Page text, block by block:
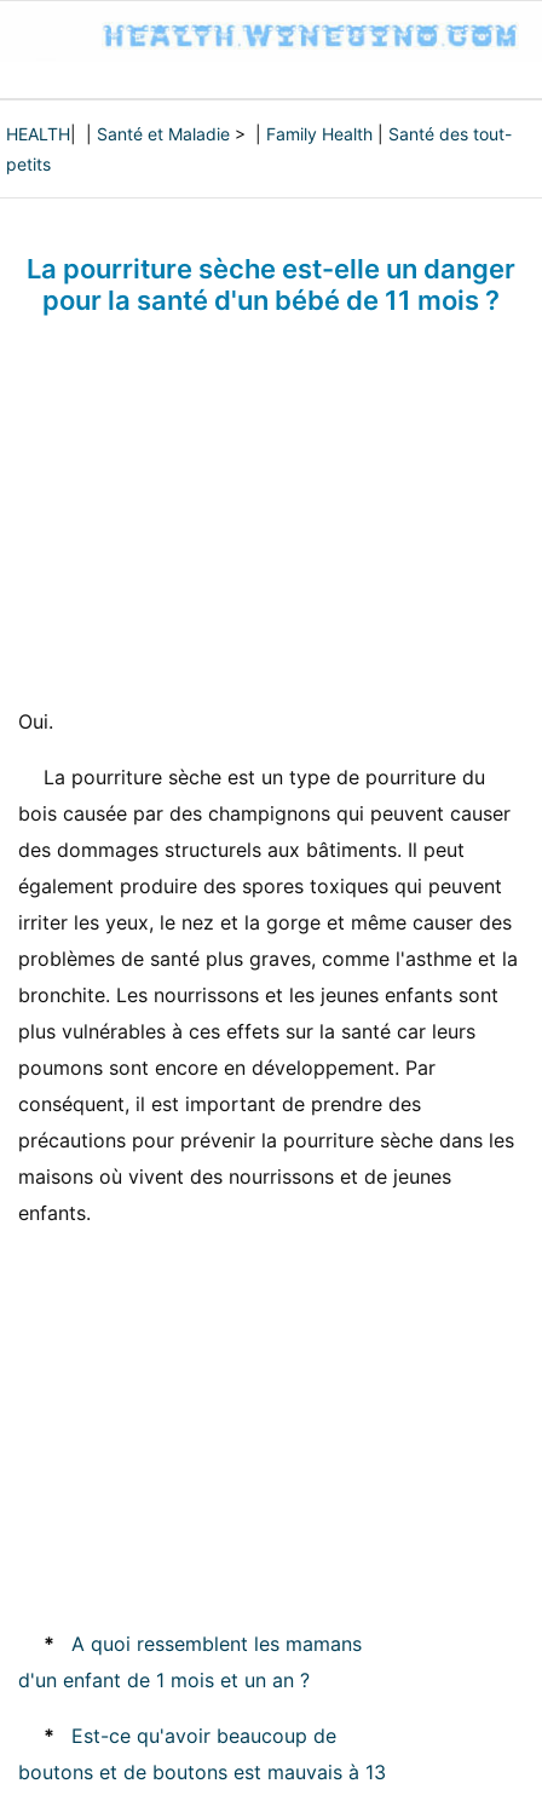
HEALTH Santé et Maladie > | Family Health
Santé des tout-
petits
La pourriture sèche est-elle un danger
pour la santé d'un bébé de 11 mois ?
Oui.
La pourriture sèche est un type de pourriture du
bois causée par des champignons qui peuvent causer
des dommages structurels aux bâtiments. Il peut
également produire des spores toxiques qui peuvent
irriter les yeux, le nez et la gorge et même causer des
problèmes de santé plus graves, comme l'asthme et la
bronchite. Les nourrissons et les jeunes enfants sont
plus vulnérables à ces effets sur la santé car leurs
poumons sont encore en développement. Par
conséquent, il est important de prendre des
précautions pour prévenir la pourriture sèche dans les
maisons où vivent des nourrissons et de jeunes
enfants.
*
A quoi ressemblent les mamans
d'un enfant de 1 mois et un an ?
*
Est-ce qu'avoir beaucoup de
boutons et de boutons est mauvais à 13